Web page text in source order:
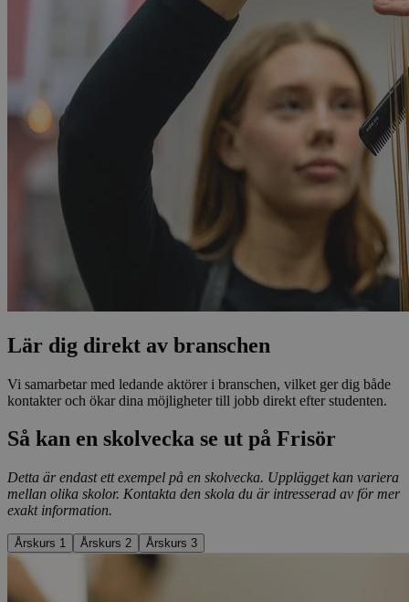
Lär dig direkt av branschen
Vi samarbetar med ledande aktörer i branschen, vilket ger dig både
kontakter och ökar dina möjligheter till jobb direkt efter studenten.
Så kan en skolvecka se ut på Frisör
Detta är endast ett exempel på en skolvecka. Upplägget kan variera
mellan olika skolor. Kontakta den skola du är intresserad av för mer
exakt information.
Årskurs 1 Årskurs 2 Årskurs 3